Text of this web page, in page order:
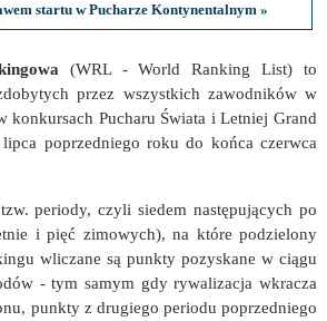
startu w Pucharze Kontynentalnym »
(WRL - World Ranking List) to
przez wszystkich zawodników w
konkursach Pucharu Świata i Letniej Grand
poprzedniego roku do końca czerwca
periody, czyli siedem następujących po
i pięć zimowych), na które podzielony
wliczane są punkty pozyskane w ciągu
- tym samym gdy rywalizacja wkracza
punkty z drugiego periodu poprzedniego